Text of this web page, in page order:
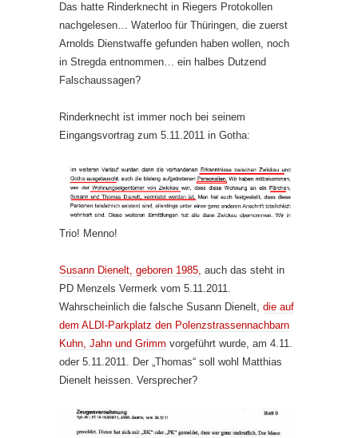
Das hatte Rinderknecht in Riegers Protokollen
nachgelesen… Waterloo für Thüringen, die zuerst
Arnolds Dienstwaffe gefunden haben wollen, noch
in Stregda entnommen… ein halbes Dutzend
Falschaussagen?
Rinderknecht ist immer noch bei seinem
Eingangsvortrag zum 5.11.2011 in Gotha:
Trio! Menno!
Susann Dienelt, geboren 1985, auch das steht in
PD Menzels Vermerk vom 5.11.2011.
Wahrscheinlich die falsche Susann Dienelt, die auf
dem ALDI-Parkplatz den Polenzstrassennachbarn
Kuhn, Jahn und Grimm vorgeführt wurde, am 4.11.
oder 5.11.2011. Der „Thomas“ soll wohl Matthias
Dienelt heissen. Versprecher?